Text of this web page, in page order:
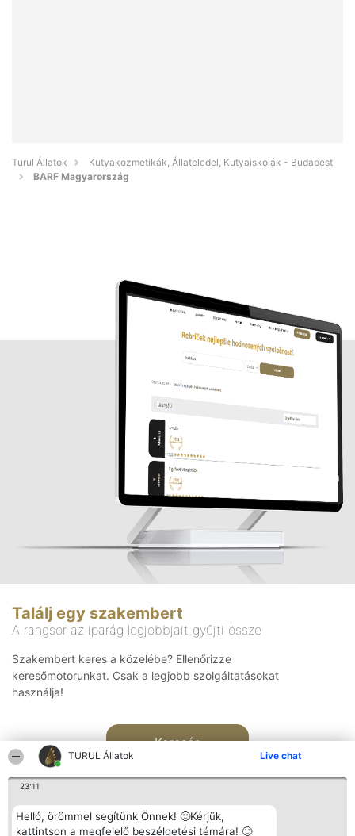
TURUL Állatok Live chat
23:11
Helló, örömmel segítünk Önnek! 🙂Kérjük,
kattintson a megfelelő beszélgetési témára! 🙂
Turul Állatok
Kutyakozmetikák, Állateledel, Kutyaiskolák - Budapest
BARF Magyarország
Találj egy szakembert
A rangsor az iparág legjobbjait gyűjti össze
Szakembert keres a közelébe? Ellenőrizze
keresőmotorunkat. Csak a legjobb szolgáltatásokat
használja!
Keresés